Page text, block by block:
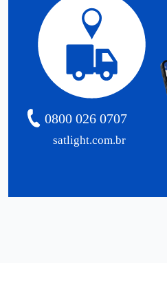
satlight.com.br
0800 026 0707